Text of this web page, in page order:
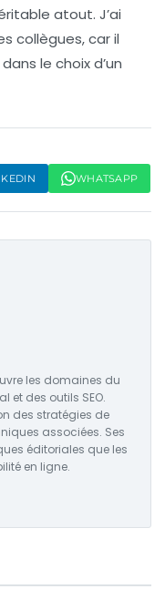
atout. J’ai
collègues, car il
le choix d’un
WHATSAPP
les domaines du
et des outils SEO.
des stratégies de
associées. Ses
éditoriales que les
en ligne.